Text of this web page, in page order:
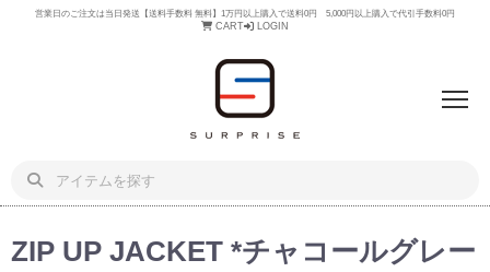
営業日のご注文は当日発送【送料手数料 無料】1万円以上購入で送料0円 5,000円以上購入で代引手数料0円
CART LOGIN
ZIP UP JACKET *チャコールグレー